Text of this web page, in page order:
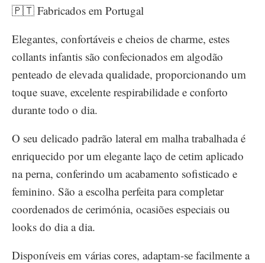
original
9,50 €.
atual é:
6,50 €.
🇵🇹 Fabricados em Portugal
Elegantes, confortáveis e cheios de charme, estes
collants infantis são confecionados em algodão
penteado de elevada qualidade, proporcionando um
toque suave, excelente respirabilidade e conforto
durante todo o dia.
O seu delicado padrão lateral em malha trabalhada é
enriquecido por um elegante laço de cetim aplicado
na perna, conferindo um acabamento sofisticado e
feminino. São a escolha perfeita para completar
coordenados de cerimónia, ocasiões especiais ou
looks do dia a dia.
Disponíveis em várias cores, adaptam-se facilmente a